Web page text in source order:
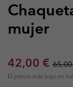
mujer
Sale price:
42,00 €
El precio más bajo en